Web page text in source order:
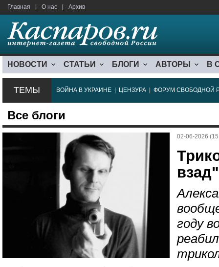
Главная О нас Архив
НОВОСТИ СТАТЬИ БЛОГИ АВТОРЫ В
ТЕМЫ ВОЙНА В УКРАИНЕ ЦЕНЗУРА ФОРУМ СВОБОДНОЙ
Все блоги
02-06-2026
году